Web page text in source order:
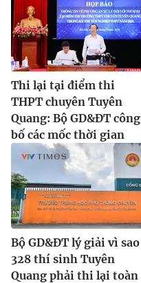
Thi lại tại điểm thi
THPT chuyên Tuyên
Quang: Bộ GD&ĐT công
bố các mốc thời gian
Bộ GD&ĐT lý giải vì sao
328 thí sinh Tuyên
Quang phải thi lại toàn